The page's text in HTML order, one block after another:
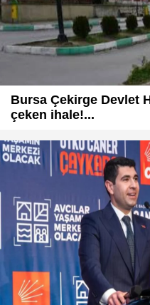
Bursa Çekirge Devlet
çeken ihale!...